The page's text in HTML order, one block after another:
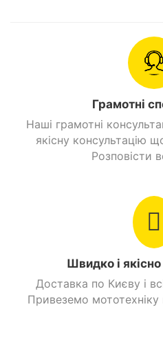
Грамотні
Наші грамотні
якісну консультацію
Розповісти
Швидко і
Доставка по Києву і
Привеземо